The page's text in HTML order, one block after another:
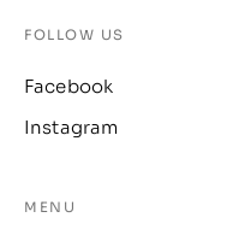
FOLLOW US
Facebook
Instagram
MENU